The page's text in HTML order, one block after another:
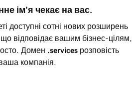
ім’я чекає на вас.
доступні сотні нових розширень
відповідає вашим бізнес-цілям,
Домен .services розповість
компанія.